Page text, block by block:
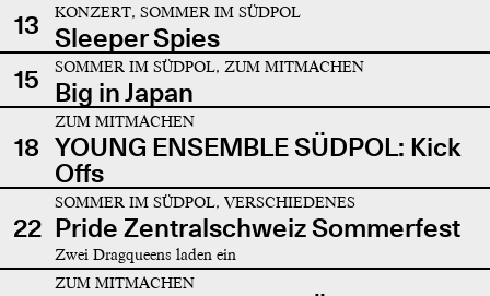
13
KONZERT, SOMMER IM SÜDPOL
Sleeper Spies
15
SOMMER IM SÜDPOL, ZUM MITMACHEN
Big in Japan
18
ZUM MITMACHEN
YOUNG ENSEMBLE SÜDPOL: Kick
Offs
22
SOMMER IM SÜDPOL, VERSCHIEDENES
Pride Zentralschweiz Sommerfest
Zwei Dragqueens laden ein
ZUM MITMACHEN